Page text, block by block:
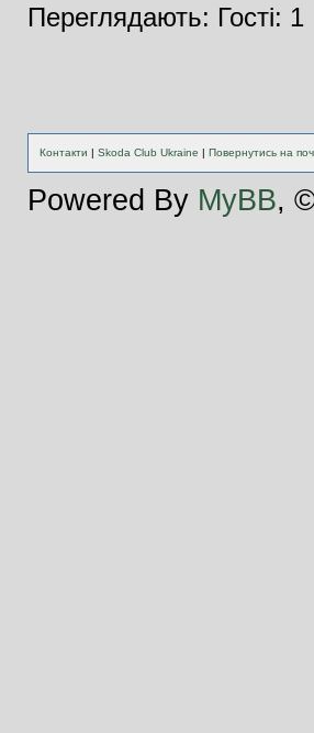
Переглядають: Гості: 1
Контакти | Skoda Club Ukraine | Повернутись на
Powered By MyBB,